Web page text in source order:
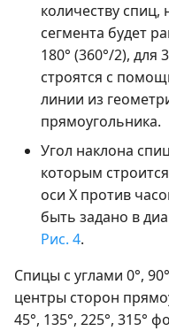
количеству
сегмента будет
180° (360°/2), для
строятся с
линии из
прямоугольника.
Угол наклона
которым
оси Х против
быть задано в
Рис. 4.
Спицы с углами 0°,
центры сторон
45°, 135°, 225°, 315°